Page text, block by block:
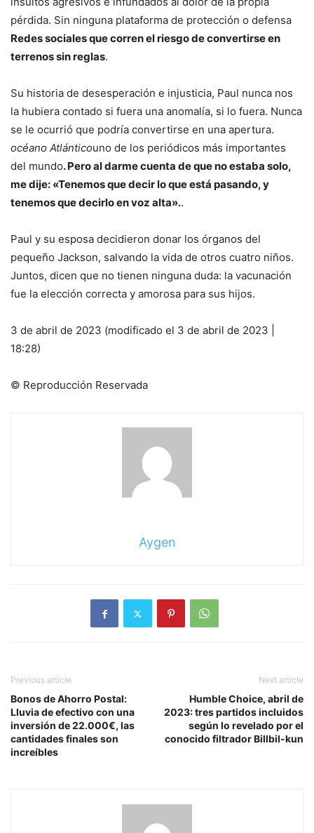
pérdida. Sin ninguna plataforma de protección o defensa
Redes sociales que corren el riesgo de convertirse en
terrenos sin reglas.
Su historia de desesperación e injusticia, Paul nunca nos
la hubiera contado si fuera una anomalía, si lo fuera. Nunca
se le ocurrió que podría convertirse en una apertura.
océano Atlánticouno de los periódicos más importantes
del mundo. Pero al darme cuenta de que no estaba solo,
me dije: «Tenemos que decir lo que está pasando, y
tenemos que decirlo en voz alta»..
Paul y su esposa decidieron donar los órganos del
pequeño Jackson, salvando la vida de otros cuatro niños.
Juntos, dicen que no tienen ninguna duda: la vacunación
fue la elección correcta y amorosa para sus hijos.
3 de abril de 2023 (modificado el 3 de abril de 2023 |
18:28)
© Reproducción Reservada
Aygen
Previous article
Bonos de Ahorro Postal:
Lluvia de efectivo con una
inversión de 22.000€, las
cantidades finales son
increíbles
Next article
Humble Choice, abril de
2023: tres partidos incluidos
según lo revelado por el
conocido filtrador Billbil-kun